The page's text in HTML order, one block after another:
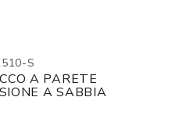
S
A PARETE
A SABBIA